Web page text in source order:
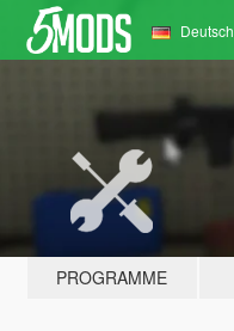
Deutsch
PROGRAMME